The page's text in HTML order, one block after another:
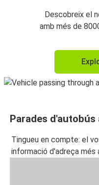
Descobreix el
amb més de
Parades d'autobús
Tingueu en compte: el
informació d'adreça més